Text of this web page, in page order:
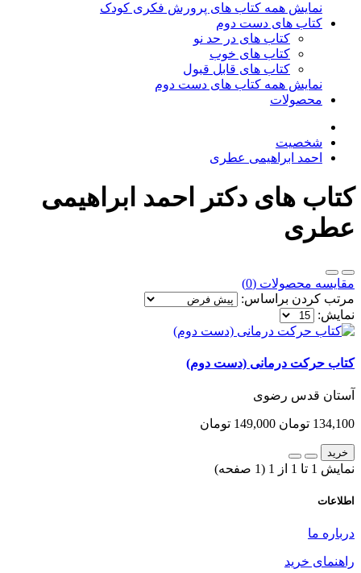
نمایش همه کتاب های پرورش فکری کودک
کتاب های دست دوم
کتاب های در حد نو
کتاب های خوب
کتاب های قابل قبول
نمایش همه کتاب های دست دوم
محصولات
شخصیت
احمد ابراهیمی عطری
کتاب های دکتر احمد ابراهیمی
عطری
مقایسه محصولات (0)
مرتب کردن براساس:
نمایش:
کتاب حرکت درمانی (دست دوم)
آستان قدس رضوی
134,100 تومان 149,000 تومان
خرید
نمایش 1 تا 1 از 1 (1 صفحه)
اطلاعات
درباره ما
راهنمای خرید